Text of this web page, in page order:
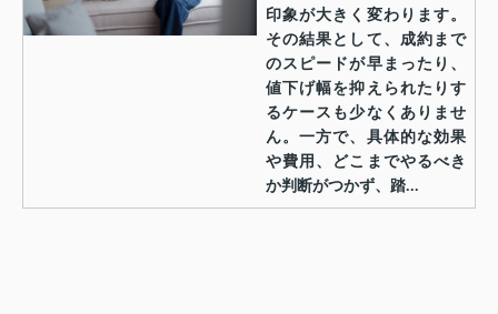
印象が大きく変わります。
その結果として、成約まで
のスピードが早まったり、
値下げ幅を抑えられたりす
るケースも少なくありませ
ん。一方で、具体的な効果
や費用、どこまでやるべき
か判断がつかず、踏...